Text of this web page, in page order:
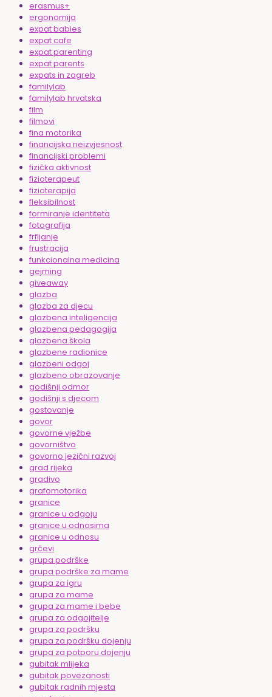
erasmus+
ergonomija
expat babies
expat cafe
expat parenting
expat parents
expats in zagreb
familylab
familylab hrvatska
film
filmovi
fina motorika
financijska neizvjesnost
financijski problemi
fizička aktivnost
fizioterapeut
fizioterapija
fleksibilnost
formiranje identiteta
fotografija
frfljanje
frustracija
funkcionalna medicina
gejming
giveaway
glazba
glazba za djecu
glazbena inteligencija
glazbena pedagogija
glazbena škola
glazbene radionice
glazbeni odgoj
glazbeno obrazovanje
godišnji odmor
godišnji s djecom
gostovanje
govor
govorne vježbe
govorništvo
govorno jezični razvoj
grad rijeka
gradivo
grafomotorika
granice
granice u odgoju
granice u odnosima
granice u odnosu
grčevi
grupa podrške
grupa podrške za mame
grupa za igru
grupa za mame
grupa za mame i bebe
grupa za odgojitelje
grupa za podršku
grupa za podršku dojenju
grupa za potporu dojenju
gubitak mlijeka
gubitak povezanosti
gubitak radnih mjesta